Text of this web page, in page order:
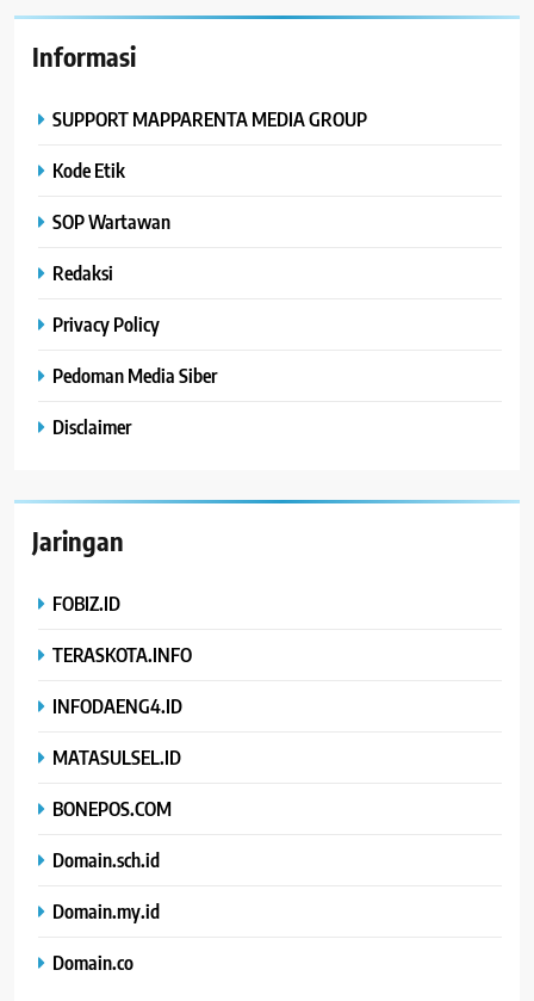
Informasi
SUPPORT MAPPARENTA MEDIA GROUP
Kode Etik
SOP Wartawan
Redaksi
Privacy Policy
Pedoman Media Siber
Disclaimer
Jaringan
FOBIZ.ID
TERASKOTA.INFO
INFODAENG4.ID
MATASULSEL.ID
BONEPOS.COM
Domain.sch.id
Domain.my.id
Domain.co